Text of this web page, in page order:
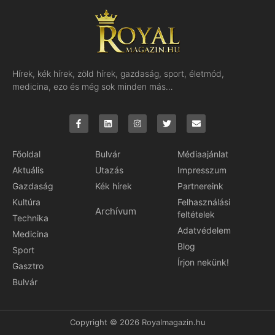
Hírek, kék hírek, zöld hírek, gazdaság, sport, életmód,
medicina, ezo és még sok minden más…
Főoldal
Aktuális
Gazdaság
Kultúra
Technika
Medicina
Sport
Gasztro
Bulvár
Bulvár
Utazás
Kék hírek
Archívum
Médiaajánlat
Impresszum
Partnereink
Felhasználási
feltételek
Adatvédelem
Blog
Írjon nekünk!
Copyright © 2026 Royalmagazin.hu